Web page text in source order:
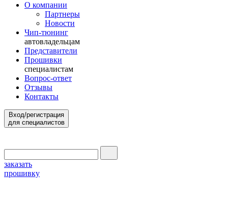
О компании
Партнеры
Новости
Чип-тюнинг
автовладельцам
Представители
Прошивки
специалистам
Вопрос-ответ
Отзывы
Контакты
Вход/регистрация
для специалистов
заказать
прошивку